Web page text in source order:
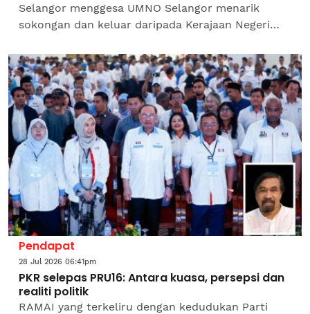
Selangor menggesa UMNO Selangor menarik
sokongan dan keluar daripada Kerajaan Negeri
itu memilih untuk...
Pendapat
28 Jul 2026 06:41pm
PKR selepas PRU16: Antara kuasa, persepsi dan
realiti politik
RAMAI yang terkeliru dengan kedudukan Parti